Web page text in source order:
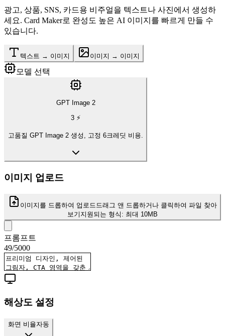
광고, 상품, SNS, 카드용 비주얼을 텍스트나 사진에서 생성하
세요. Card Maker로 완성도 높은 AI 이미지를 빠르게 만들 수
있습니다.
텍스트 → 이미지 이미지 → 이미지
모델 선택
GPT Image 2
3⚡
고품질 GPT Image 2 생성, 고정 6크레딧 비용.
이미지 업로드
이미지를 드롭하여 업로드 드래그 앤 드롭하거나 클릭하여 파일 찾아
보기 지원되는 형식: 최대 10MB
프롬프트
49/5000
해상도 설정
화면 비율자동